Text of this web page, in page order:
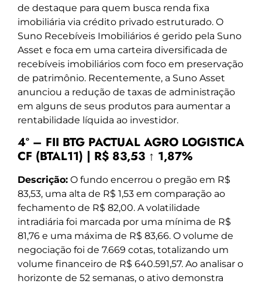
de destaque para quem busca renda fixa
imobiliária via crédito privado estruturado. O
Suno Recebíveis Imobiliários é gerido pela Suno
Asset e foca em uma carteira diversificada de
recebíveis imobiliários com foco em preservação
de patrimônio. Recentemente, a Suno Asset
anunciou a redução de taxas de administração
em alguns de seus produtos para aumentar a
rentabilidade líquida ao investidor.
4º – FII BTG PACTUAL AGRO LOGISTICA
CF (BTAL11) | R$ 83,53 ↑ 1,87%
Descrição: O fundo encerrou o pregão em R$
83,53, uma alta de R$ 1,53 em comparação ao
fechamento de R$ 82,00. A volatilidade
intradiária foi marcada por uma mínima de R$
81,76 e uma máxima de R$ 83,66. O volume de
negociação foi de 7.669 cotas, totalizando um
volume financeiro de R$ 640.591,57. Ao analisar o
horizonte de 52 semanas, o ativo demonstra